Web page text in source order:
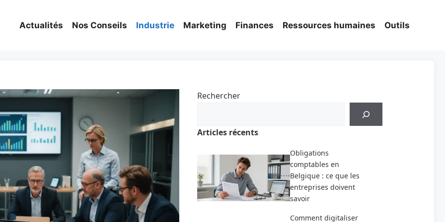
Actualités Nos Conseils Industrie Marketing Finances Ressources humaines Outils
Rechercher
Articles récents
Obligations
comptables en
Belgique : ce que les
entreprises doivent
savoir
Comment digitaliser